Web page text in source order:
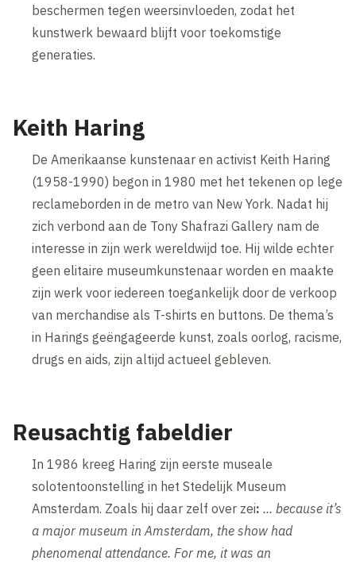
beschermen tegen weersinvloeden, zodat het
kunstwerk bewaard blijft voor toekomstige
generaties.
Keith Haring
De Amerikaanse kunstenaar en activist Keith Haring
(1958-1990) begon in 1980 met het tekenen op lege
reclameborden in de metro van New York. Nadat hij
zich verbond aan de Tony Shafrazi Gallery nam de
interesse in zijn werk wereldwijd toe. Hij wilde echter
geen elitaire museumkunstenaar worden en maakte
zijn werk voor iedereen toegankelijk door de verkoop
van merchandise als T-shirts en buttons. De thema’s
in Harings geëngageerde kunst, zoals oorlog, racisme,
drugs en aids, zijn altijd actueel gebleven.
Reusachtig fabeldier
In 1986 kreeg Haring zijn eerste museale
solotentoonstelling in het Stedelijk Museum
Amsterdam. Zoals hij daar zelf over zei:... because it’s
a major museum in Amsterdam, the show had
phenomenal attendance.For me, it was an